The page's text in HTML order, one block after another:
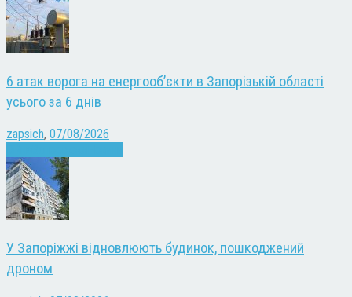
6 атак ворога на енергооб’єкти в Запорізькій області
усього за 6 днів
zapsich, 07/08/2026
У Запоріжжі відновлюють будинок, пошкоджений
дроном